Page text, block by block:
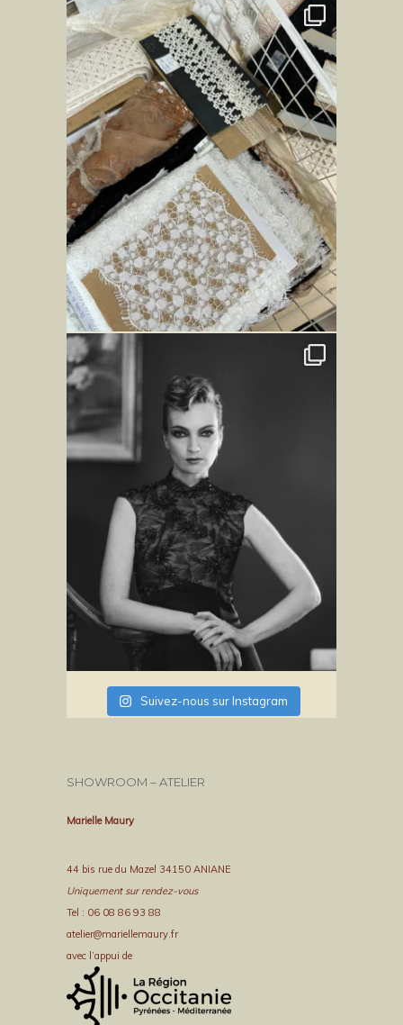
Suivez-nous sur Instagram
SHOWROOM – ATELIER
Marielle Maury
44 bis rue du Mazel 34150 ANIANE
Uniquement sur rendez-vous
Tel : 06 08 86 93 88
atelier@mariellemaury.fr
avec l’appui de